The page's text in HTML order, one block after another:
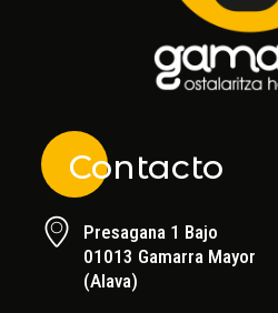
Contacto
Presagana 1 Bajo
01013 Gamarra Mayor
(Alava)